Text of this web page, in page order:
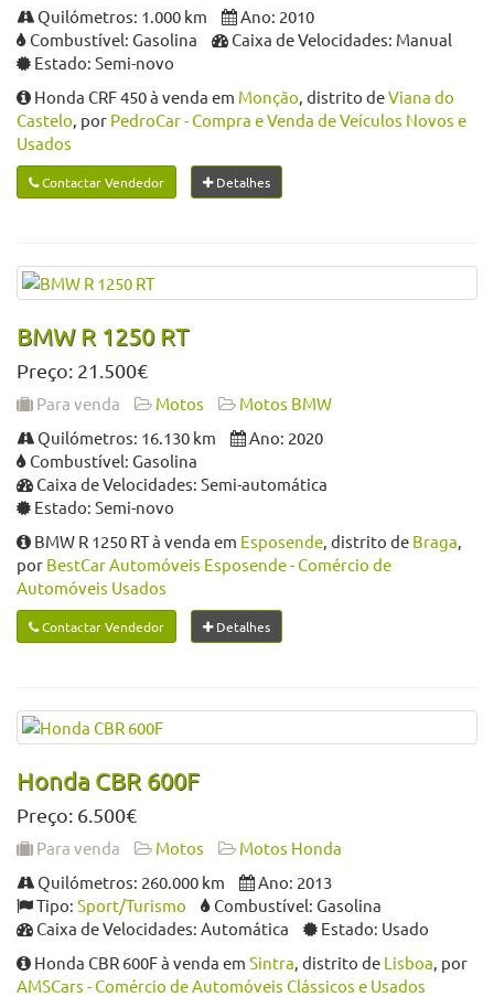
Quilómetros: 1.000 km
Ano: 2010
Combustível: Gasolina
Caixa de Velocidades: Manual
Estado: Semi-novo
Honda CRF 450 à venda em Monção, distrito deViana do
Castelo, por PedroCar - Compra e Venda de Veículos Novos e
Usados
Contactar Vendedor Detalhes
BMW R 1250 RT
Preço: 21.500€
Para venda Motos
Motos BMW
Quilómetros: 16.130 km
Ano: 2020
Combustível: Gasolina
Caixa de Velocidades: Semi-automática
Estado: Semi-novo
BMW R 1250 RT à venda em Esposende, distrito de Braga,
por BestCar Automóveis Esposende - Comércio de
Automóveis Usados
Contactar Vendedor Detalhes
Honda CBR 600F
Preço: 6.500€
Para venda Motos
Motos Honda
Quilómetros: 260.000 km
Ano: 2013
Tipo: Sport/Turismo
Combustível: Gasolina
Caixa de Velocidades: Automática
Estado: Usado
Honda CBR 600F à venda em Sintra, distrito de Lisboa, por
AMSCars - Comércio de Automóveis Clássicos e Usados